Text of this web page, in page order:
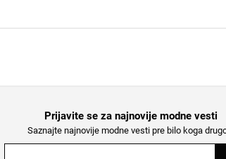
Prijavite se za najnovije modne vesti
Saznajte najnovije modne vesti pre bilo koga